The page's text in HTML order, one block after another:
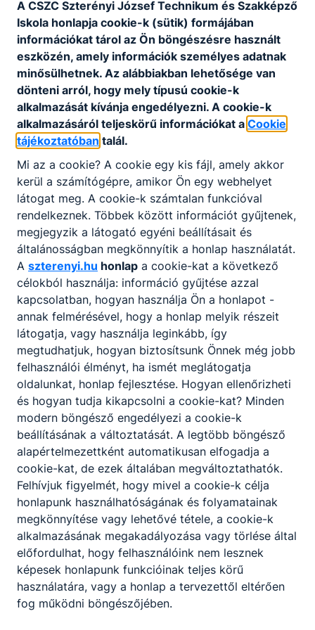
szabályzata megtekinthető és letölthető a
letöltés gombra kattintva.
Szervezeti és Működési
Szabályzat
SZMSZ letöltés
Partnereink
A CSZC Szterényi József Technikum és Szakképző
Iskola honlapja cookie-k (sütik) formájában
információkat tárol az Ön böngészésre használt
eszközén, amely információk személyes adatnak
minősülhetnek. Az alábbiakban lehetősége van
dönteni arról, hogy mely típusú cookie-k
alkalmazását kívánja engedélyezni. A cookie-k
alkalmazásáról teljeskörű információkat a Cookie
tájékoztatóban talál.
Mi az a cookie? A cookie egy kis fájl, amely akkor
kerül a számítógépre, amikor Ön egy webhelyet
látogat meg. A cookie-k számtalan funkcióval
rendelkeznek. Többek között információt gyűjtenek,
megjegyzik a látogató egyéni beállításait és
általánosságban megkönnyítik a honlap használatát.
A szterenyi.hu honlap a cookie-kat a következő
célokból használja: információ gyűjtése azzal
kapcsolatban, hogyan használja Ön a honlapot -
annak felmérésével, hogy a honlap melyik részeit
látogatja, vagy használja leginkább, így
megtudhatjuk, hogyan biztosítsunk Önnek még jobb
felhasználói élményt, ha ismét meglátogatja
oldalunkat, honlap fejlesztése. Hogyan ellenőrizheti
és hogyan tudja kikapcsolni a cookie-kat? Minden
modern böngésző engedélyezi a cookie-k
beállításának a változtatását. A legtöbb böngésző
alapértelmezettként automatikusan elfogadja a
cookie-kat, de ezek általában megváltoztathatók.
Felhívjuk figyelmét, hogy mivel a cookie-k célja
honlapunk használhatóságának és folyamatainak
megkönnyítése vagy lehetővé tétele, a cookie-k
alkalmazásának megakadályozása vagy törlése által
előfordulhat, hogy felhasználóink nem lesznek
képesek honlapunk funkcióinak teljes körű
használatára, vagy a honlap a tervezettől eltérően
fog működni böngészőjében.